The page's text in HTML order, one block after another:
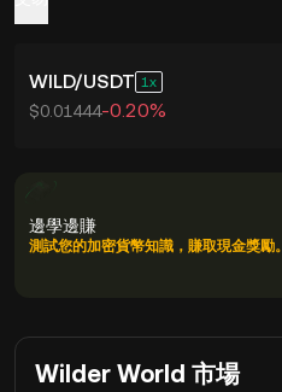
WILD/USDT 1
$0.01444-0.20%
邊學邊賺
測試您的加密貨幣知識，賺取現金獎勵。
Wilder World 市場